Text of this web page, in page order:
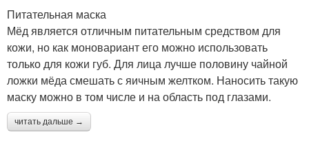
Питательная маска
Мёд является отличным питательным средством для
кожи, но как моновариант его можно использовать
только для кожи губ. Для лица лучше половину чайной
ложки мёда смешать с яичным желтком. Наносить такую
маску можно в том числе и на область под глазами.
читать дальше →